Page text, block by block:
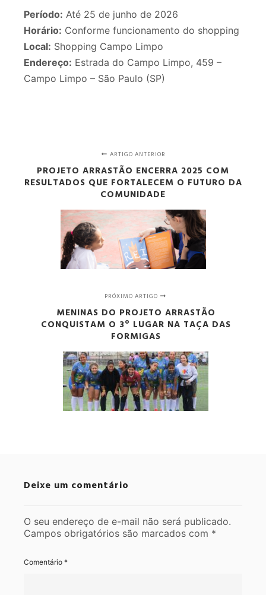
Período: Até 25 de junho de 2026
Horário: Conforme funcionamento do shopping
Local: Shopping Campo Limpo
Endereço: Estrada do Campo Limpo, 459 –
Campo Limpo – São Paulo (SP)
ARTIGO ANTERIOR
PROJETO ARRASTÃO ENCERRA 2025 COM
RESULTADOS QUE FORTALECEM O FUTURO DA
COMUNIDADE
PRÓXIMO ARTIGO
MENINAS DO PROJETO ARRASTÃO
CONQUISTAM O 3º LUGAR NA TAÇA DAS
FORMIGAS
Deixe um comentário
O seu endereço de e-mail não será publicado.
Campos obrigatórios são marcados com *
Comentário *